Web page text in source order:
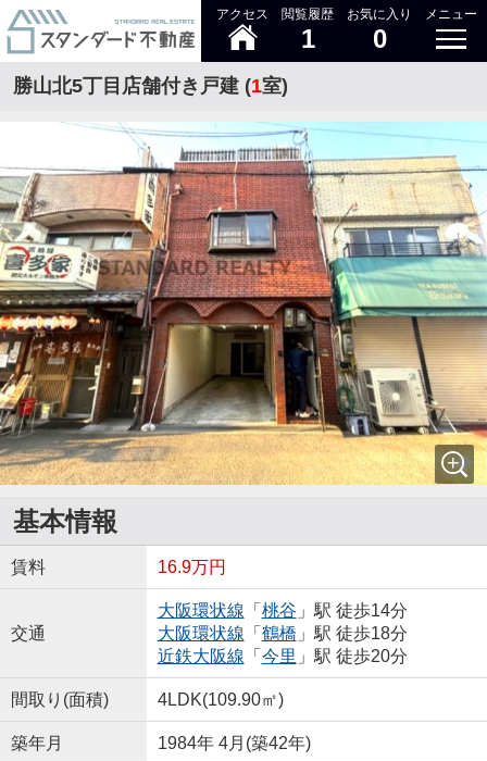
アクセス 閲覧履歴
1
お気に入り
0
メニュー
勝山北5丁目店舗付き戸建 (1室)
基本情報
賃料 16.9万円
交通
大阪環状線 「 桃谷 」駅 徒歩14分
大阪環状線 「 鶴橋 」駅 徒歩18分
近鉄大阪線 「 今里 」駅 徒歩20分
間取り(面積) 4LDK(109.90㎡)
築年月 1984年 4月(築42年)